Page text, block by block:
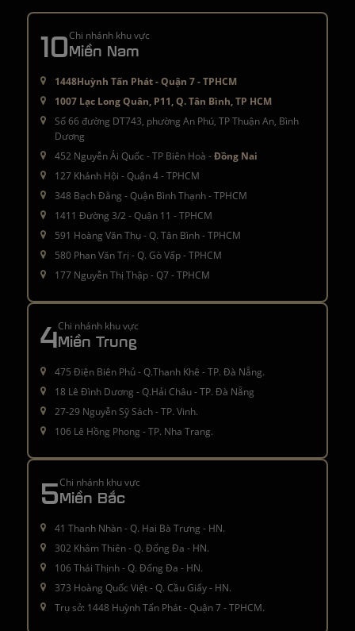
10Chi nhánh khu vực
Miền Nam
1448Huỳnh Tấn Phát - Quận 7 - TPHCM
1007 Lạc Long Quân, P11, Q. Tân Bình, TP HCM
Số 66 đường DT743, phường An Phú, TP Thuận An, Bình
Dương
452 Nguyễn Ái Quốc - TP Biên Hoà -Đồng Nai
127 Khánh Hội - Quận 4 - TPHCM
348 Bạch Đằng - Quận Bình Thạnh - TPHCM
1411 Đường 3/2 - Quận 11 - TPHCM
591 Hoàng Văn Thụ - Q. Tân Bình - TPHCM
580 Phan Văn Trị - Q. Gò Vấp - TPHCM
177 Nguyễn Thị Thập - Q7 - TPHCM
4Chi nhánh khu vực
Miền Trung
475 Điện Biên Phủ - Q.Thanh Khê - TP. Đà Nẵng.
18 Lê Đình Dương - Q.Hải Châu - TP. Đà Nẵng
27-29 Nguyễn Sỹ Sách - TP. Vinh.
106 Lê Hồng Phong - TP. Nha Trang.
5Chi nhánh khu vực
Miền Bắc
41 Thanh Nhàn - Q. Hai Bà Trưng - HN.
302 Khâm Thiên - Q. Đống Đa - HN.
106 Thái Thịnh - Q. Đống Đa - HN.
373 Hoàng Quốc Việt - Q. Cầu Giấy - HN.
Trụ sở: 1448 Huỳnh Tấn Phát - Quận 7 - TPHCM.